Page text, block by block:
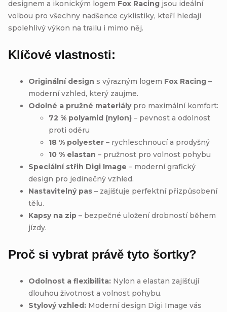
designem a ikonickým logem Fox Racing jsou ideální
volbou pro všechny nadšence cyklistiky, kteří hledají
spolehlivý výkon na trailu i mimo něj.
Klíčové vlastnosti:
Originální design s výrazným logem Fox Racing –
moderní vzhled, který zaujme.
Odolné a pružné materiálypro maximální komfort:
72 % polyamid (nylon) – pevnost a odolnost
proti oděru
18 % polyester – rychleschnoucí a prodyšný
10 % elastan – pružnost pro volnost pohybu
Speciální střih Digi Image – moderní grafický
design pro jedinečný vzhled.
Nastavitelný pas – zajišťuje perfektní přizpůsobení
tělu.
Kapsy na zip – bezpečné uložení drobností během
jízdy.
Proč si vybrat právě tyto šortky?
Odolnost a flexibilita: Nylon a elastan zajišťují
dlouhou životnost a volnost pohybu.
Stylový vzhled: Moderní design Digi Image vás